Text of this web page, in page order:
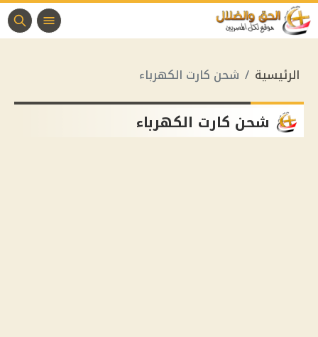
الرئيسية شحن كارت الكهرباء
شحن كارت الكهرباء